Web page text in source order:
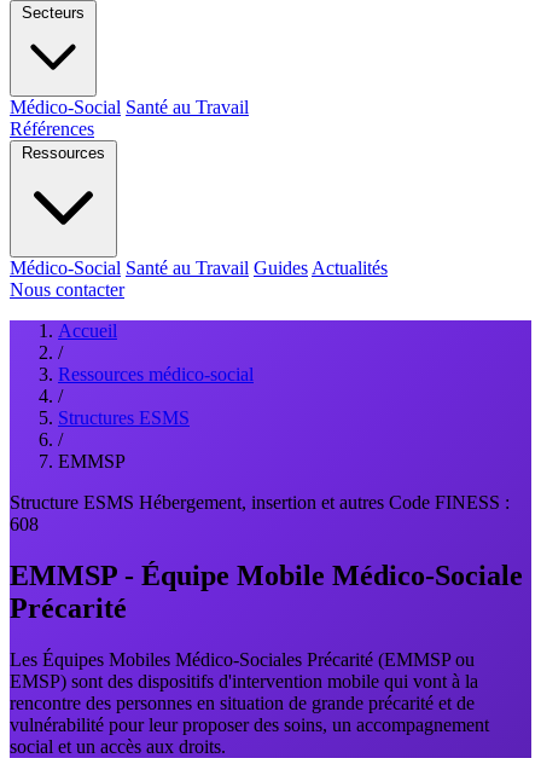
Secteurs
Médico-Social Santé au Travail
Références
Ressources
Médico-Social Santé au Travail Guides Actualités
Nous contacter
Accueil
/
Ressources médico-social
/
Structures ESMS
/
EMMSP
Structure ESMS Hébergement, insertion et autres Code FINESS :
608
EMMSP - Équipe Mobile Médico-Sociale
Précarité
Les Équipes Mobiles Médico-Sociales Précarité (EMMSP ou
EMSP) sont des dispositifs d'intervention mobile qui vont à la
rencontre des personnes en situation de grande précarité et de
vulnérabilité pour leur proposer des soins, un accompagnement
social et un accès aux droits.